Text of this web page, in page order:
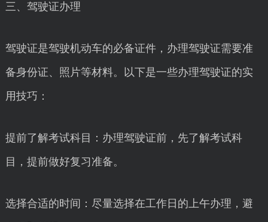
三、驾驶证办理
驾驶证是驾驶机动车的必备证件，办理驾驶证需要准
备身份证、照片等材料。以下是一些办理驾驶证的实
用技巧：
提前了解考试科目：办理驾驶证前，先了解考试科
目，提前做好复习准备。
选择合适的时间：尽量选择在工作日的上午办理，避